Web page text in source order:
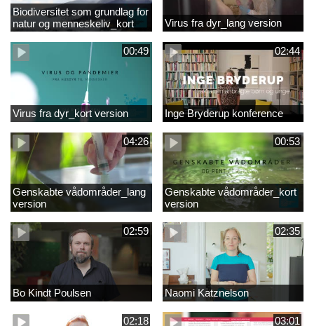
Biodiversitet som grundlag for
natur og menneskeliv_kort
version
Virus fra dyr_lang version
00:49
Virus fra dyr_kort version
02:44
Inge Bryderup konference
04:26
Genskabte vådområder_lang
version
00:53
Genskabte vådområder_kort
version
02:59
Bo Kindt Poulsen
02:35
Naomi Katznelson
02:18 03:01